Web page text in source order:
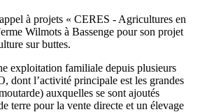
à projets « CERES - Agricultures en
Wilmots à Bassenge pour son projet
sur buttes.
exploitation familiale depuis plusieurs
dont l’activité principale est les grandes
auxquelles se sont ajoutés
terre pour la vente directe et un élevage